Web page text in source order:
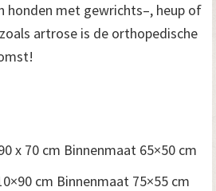
honden met gewrichts–, heup of
artrose is de orthopedische
x 70 cm Binnenmaat 65×50 cm
cm Binnenmaat 75×55 cm